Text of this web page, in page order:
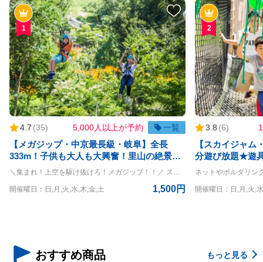
1
4.7 (35) 5,000人以上が予約 一覧
【メガジップ・中京最長級・岐阜】全長
333m！子供も大人も大興奮！里山の絶景を
一気に滑り降りよう！
＼集まれ！上空を駆け抜けろ！メガジップ！！／ スタート地点への階段を登っていくときからすでにドキドキが止まらない！ いつものジップラインよりも更に大きいから快感も倍増！！ ◇ラインの詳細◇ ライン：全長333m 最高地上高：8m ◇利用条件◇ 体重20kg~120kg ※但し、上記をクリアされている方でもハーネスが身体にフィットしない方は参加することができません ＝＝＝＝ 〇PANZAぎふ清流里山公園 PANZAぎふ清流里山公園は、自然豊かな里山の景観を楽しめるアウトドア施設です。 広大な公園内には、木々に囲まれた冒険アスレチック「MegaZIP」「Aerial」「SkyJAM」があり、子供から大人まで楽しめるアクティビティが満載です。 高所アスレチックやジップラインなど、スリル満点のチャレンジが待っており、初心者から上級者まで幅広く楽しめます。 家族や友人と一緒に、都会の喧騒を離れてアクティブに過ごす一日を満喫できる、岐阜県の魅力を堪能できるスポットです
開催曜日：日,月,火,水,木,金,土 1,500円
2
3.8 (6)
【スカイジャ
分遊び放題★遊
くまで楽しもう♪
開催曜日：日,月,火,
おすすめ商品 もっと見る